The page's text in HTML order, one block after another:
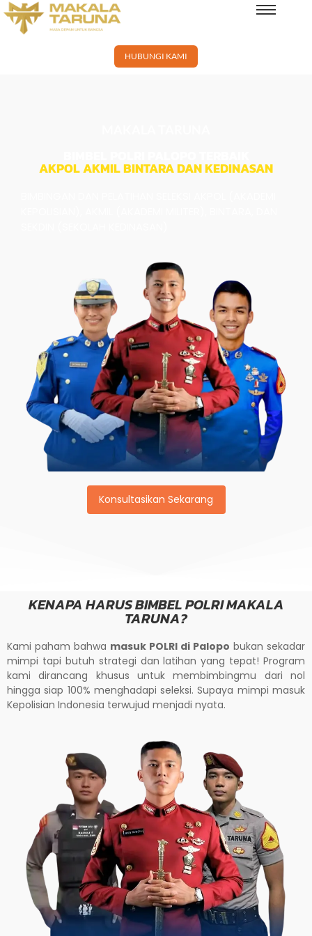
HUBUNGI KAMI
AKPOL AKMIL BINTARA DAN KEDINASAN
Konsultasikan Sekarang
KENAPA HARUS BIMBEL POLRI MAKALA
TARUNA?
Kami paham bahwa masuk POLRI di Palopo bukan sekadar
mimpi tapi butuh strategi dan latihan yang tepat! Program
kami dirancang khusus untuk membimbingmu dari nol
hingga siap 100% menghadapi seleksi. Supaya mimpi masuk
Kepolisian Indonesia terwujud menjadi nyata.